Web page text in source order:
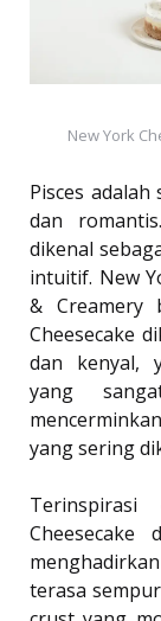
New York
Pisces
dan
dikenal
intuitif. New
& Creamery
Cheesecake
dan kenyal,
yang
yang sering
Cheesecake
terasa